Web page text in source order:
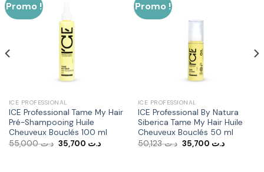
Promo !
ICE PROFESSIONAL
ICE Professional Tame My Hair
Pré-Shampooing Huile
Cheuveux Bouclés 100 ml
د.ت55,000 Le
prix
د.تLe
Promo !
ICE PROFESSIONAL
ICE Professional By Natura
Siberica Tame My Hair Huile
Cheuveux Bouclés 50 ml
د.ت50,123 Le
prix
د.تLe